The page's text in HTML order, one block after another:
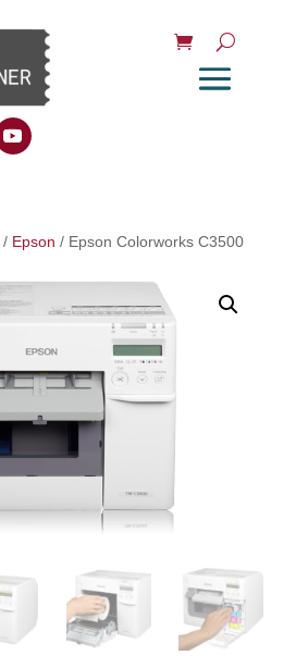
/ Epson / Epson Colorworks C3500